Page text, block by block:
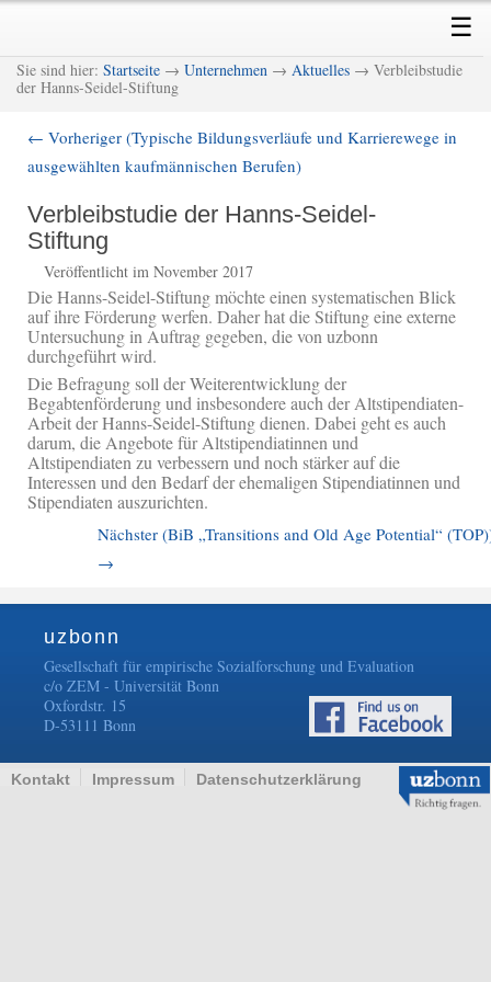
Skip
primary
content
Skip
secondary
content
☰
Sie sind hier: Startseite → Unternehmen → Aktuelles → Verbleibstudie
der Hanns-Seidel-Stiftung
navigation
← Vorheriger (Typische Bildungsverläufe und Karrierewege in
ausgewählten kaufmännischen Berufen)
Verbleibstudie der Hanns-Seidel-
Stiftung
Veröffentlicht im November 2017
Die Hanns-Seidel-Stiftung möchte einen systematischen Blick
auf ihre Förderung werfen. Daher hat die Stiftung eine externe
Untersuchung in Auftrag gegeben, die von uzbonn
durchgeführt wird.
Die Befragung soll der Weiterentwicklung der
Begabtenförderung und insbesondere auch der Altstipendiaten-
Arbeit der Hanns-Seidel-Stiftung dienen. Dabei geht es auch
darum, die Angebote für Altstipendiatinnen und
Altstipendiaten zu verbessern und noch stärker auf die
Interessen und den Bedarf der ehemaligen Stipendiatinnen und
Stipendiaten auszurichten.
Nächster (BiB „Transitions and Old Age Potential“
→
uzbonn
Gesellschaft für empirische Sozialforschung und Evaluation
c/o ZEM - Universität Bonn
Oxfordstr. 15
D-53111 Bonn
Kontakt Impressum Datenschutzerklärung